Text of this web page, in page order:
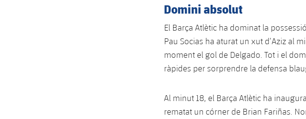
Domini absolut
El Barça Atlètic ha dominat la
Pau Socias ha aturat un xut d’Aziz al
moment el gol de Delgado. Tot i el
ràpides per sorprendre la defensa
Al minut 18, el Barça Atlètic ha
rematat un córner de Brian Fariñas.